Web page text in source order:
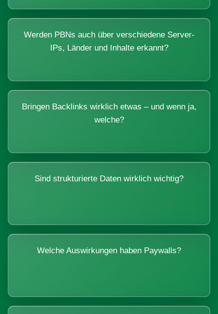
Werden PBNs auch über verschiedene Server-
IPs, Länder und Inhalte erkannt?
Bringen Backlinks wirklich etwas – und wenn ja,
welche?
Sind strukturierte Daten wirklich wichtig?
Welche Auswirkungen haben Paywalls?